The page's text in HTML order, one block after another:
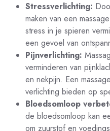
Stressverlichting:
maken van een
stress in je spieren
een gevoel van
Pijnverlichting:
verminderen van
en nekpijn. Een
verlichting bieden op
Bloedsomloop
de bloedsomloop kan
om zuurstof en